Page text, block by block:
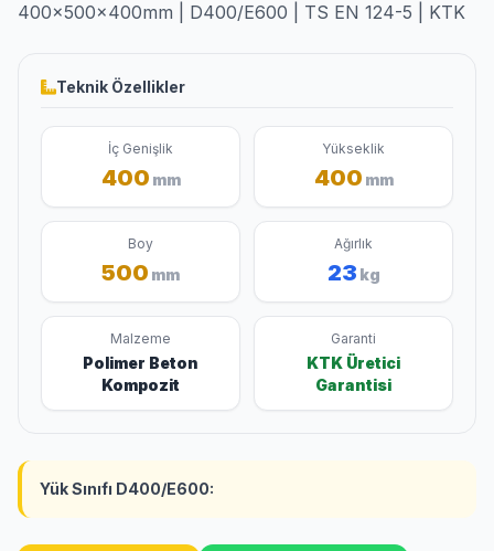
400x500x400mm | D400/E600 | TS EN 124-5 | KTK
Teknik Özellikler
İç Genişlik
400 mm
Yükseklik
400 mm
Boy
500 mm
Ağırlık
23 kg
Malzeme
Polimer Beton
Kompozit
Garanti
KTK Üretici
Garantisi
Yük Sınıfı D400/E600: